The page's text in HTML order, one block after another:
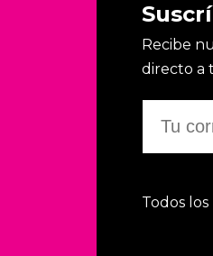
Recibe
directo a
Todos